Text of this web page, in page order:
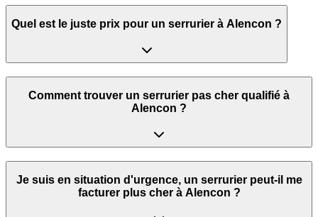
Quel est le juste prix pour un serrurier à Alencon ?
Comment trouver un serrurier pas cher qualifié à
Alencon ?
Je suis en situation d'urgence, un serrurier peut‑il me
facturer plus cher à Alencon ?